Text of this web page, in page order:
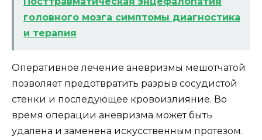
головного мозга симптомы диагностика
и терапия
Оперативное лечение аневризмы мешотчатой
позволяет предотвратить разрыв сосудистой
стенки и последующее кровоизлияние. Во
время операции аневризма может быть
удалена и заменена искусственным протезом.